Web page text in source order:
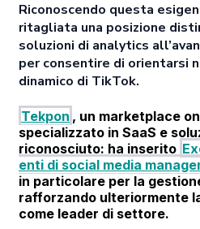
Riconoscendo questa
ritagliata una posizione
soluzioni di analytics
per consentire di orientarsi
dinamico di TikTok.
Tekpon , un marketplace
specializzato in SaaS e
riconosciuto: ha inserito
enti di social media
in particolare per la
rafforzando ulteriormente
come leader di settore.